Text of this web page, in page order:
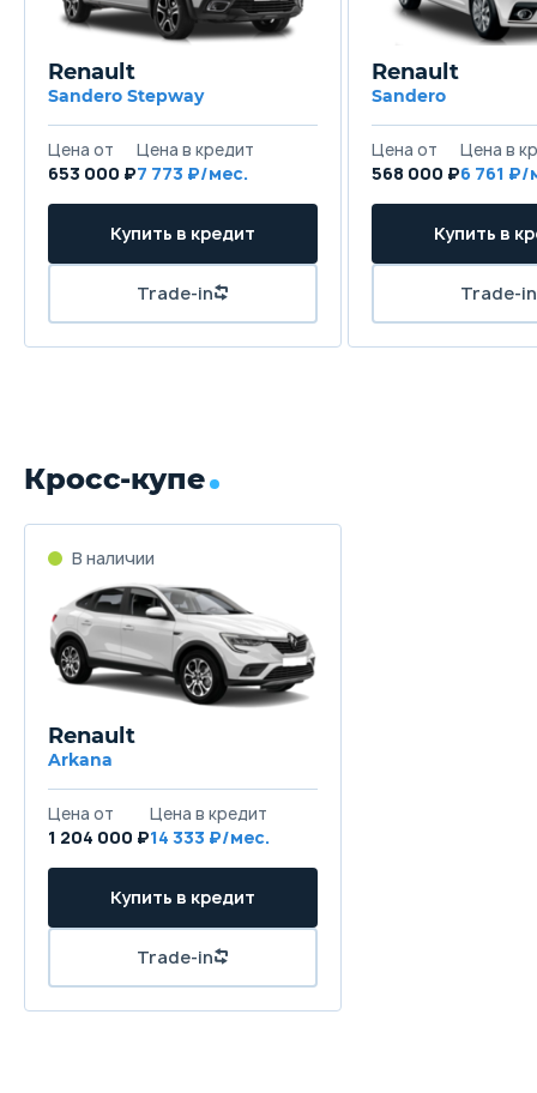
Renault
Sandero Stepway
Цена от
653 000 ₽
Цена в кредит
7 773 ₽/мес.
Купить в кредит
Trade-in
Renault
Sandero
Цена от
568 000 ₽
Цена в
6 761 ₽/
Купить в
Trade-in
Кросс-купе
В наличии
Renault
Arkana
Цена от
1 204 000 ₽
Цена в кредит
14 333 ₽/мес.
Купить в кредит
Trade-in